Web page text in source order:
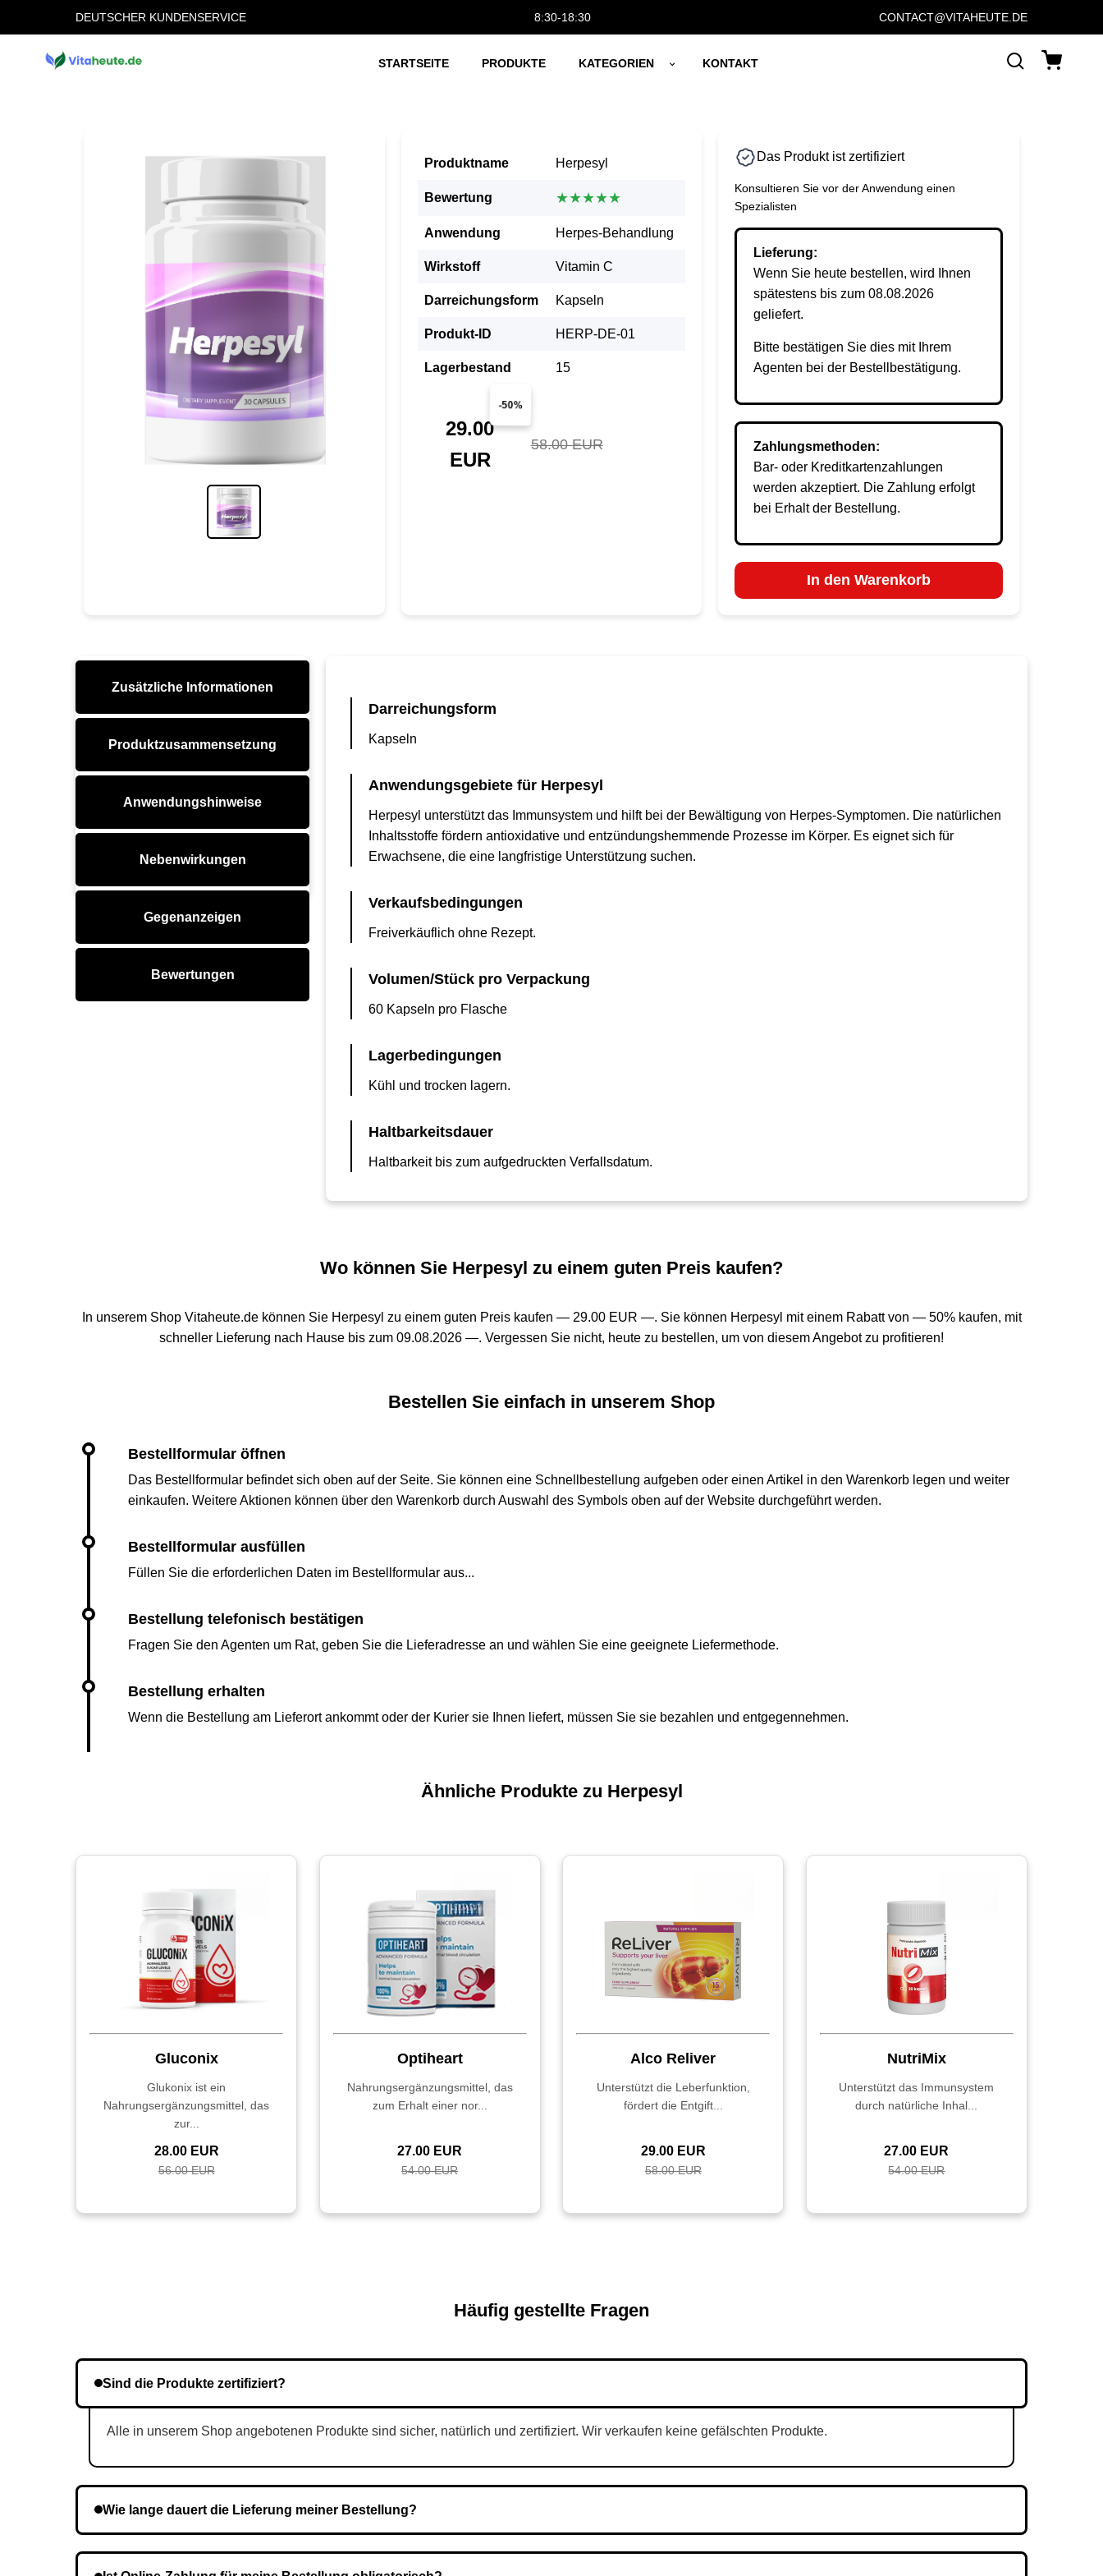
DEUTSCHER KUNDENSERVICE 8:30-18:30 CONTACT@VITAHEUTE.DE
STARTSEITE PRODUKTE KATEGORIEN KONTAKT
Produktname Herpesyl
Bewertung ★★★★★
Anwendung Herpes-Behandlung
Wirkstoff Vitamin C
Darreichungsform Kapseln
Produkt-ID HERP-DE-01
Lagerbestand 15
-50%
29.00
EUR
58.00 EUR
Das Produkt ist zertifiziert
Konsultieren Sie vor der Anwendung einen
Spezialisten
Lieferung:
Wenn Sie heute bestellen, wird Ihnen
spätestens bis zum 08.08.2026
geliefert.
Bitte bestätigen Sie dies mit Ihrem
Agenten bei der Bestellbestätigung.
Zahlungsmethoden:
Bar- oder Kreditkartenzahlungen
werden akzeptiert. Die Zahlung erfolgt
bei Erhalt der Bestellung.
In den Warenkorb
Zusätzliche Informationen
Produktzusammensetzung
Anwendungshinweise
Nebenwirkungen
Gegenanzeigen
Bewertungen
Darreichungsform
Kapseln
Anwendungsgebiete für Herpesyl
Herpesyl unterstützt das Immunsystem und hilft bei der Bewältigung von Herpes-Symptomen. Die natürlichen
Inhaltsstoffe fördern antioxidative und entzündungshemmende Prozesse im Körper. Es eignet sich für
Erwachsene, die eine langfristige Unterstützung suchen.
Verkaufsbedingungen
Freiverkäuflich ohne Rezept.
Volumen/Stück pro Verpackung
60 Kapseln pro Flasche
Lagerbedingungen
Kühl und trocken lagern.
Haltbarkeitsdauer
Haltbarkeit bis zum aufgedruckten Verfallsdatum.
Wo können Sie Herpesyl zu einem guten Preis kaufen?
In unserem Shop Vitaheute.de können Sie Herpesyl zu einem guten Preis kaufen — 29.00 EUR —. Sie können Herpesyl mit einem Rabatt von — 50% kaufen, mit
schneller Lieferung nach Hause bis zum 09.08.2026 —. Vergessen Sie nicht, heute zu bestellen, um von diesem Angebot zu profitieren!
Bestellen Sie einfach in unserem Shop
Das Bestellformular befindet sich oben auf der Seite. Sie können eine Schnellbestellung aufgeben oder einen Artikel in den Warenkorb legen und weiter
einkaufen. Weitere Aktionen können über den Warenkorb durch Auswahl des Symbols oben auf der Website durchgeführt werden.
Füllen Sie die erforderlichen Daten im Bestellformular aus...
Fragen Sie den Agenten um Rat, geben Sie die Lieferadresse an und wählen Sie eine geeignete Liefermethode.
Wenn die Bestellung am Lieferort ankommt oder der Kurier sie Ihnen liefert, müssen Sie sie bezahlen und entgegennehmen.
Ähnliche Produkte zu Herpesyl
Gluconix
Glukonix ist ein
Nahrungsergänzungsmittel, das
zur...
28.00 EUR
56.00 EUR
Optiheart
Nahrungsergänzungsmittel, das
zum Erhalt einer nor...
27.00 EUR
54.00 EUR
Alco Reliver
Unterstützt die Leberfunktion,
fördert die Entgift...
29.00 EUR
58.00 EUR
NutriMix
Unterstützt das Immunsystem
durch natürliche Inhal...
27.00 EUR
54.00 EUR
Häufig gestellte Fragen
Sind die Produkte zertifiziert?
Alle in unserem Shop angebotenen Produkte sind sicher, natürlich und zertifiziert. Wir verkaufen keine gefälschten Produkte.
Wie lange dauert die Lieferung meiner Bestellung?